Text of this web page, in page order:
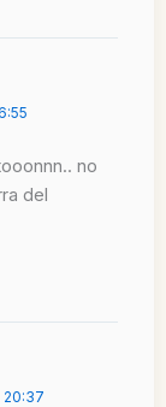
no
del
20:37